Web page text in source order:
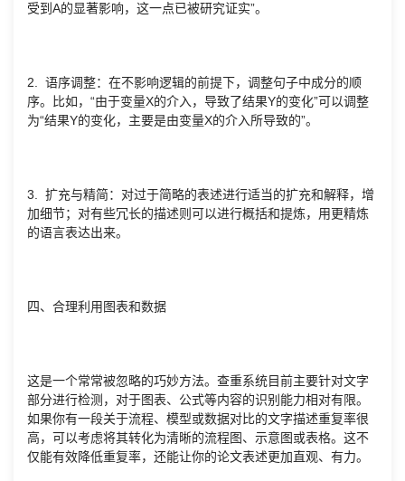
受到A的显著影响，这一点已被研究证实”。
2. 语序调整：在不影响逻辑的前提下，调整句子中成分的顺
序。比如，“由于变量X的介入，导致了结果Y的变化”可以调整
为“结果Y的变化，主要是由变量X的介入所导致的”。
3. 扩充与精简：对过于简略的表述进行适当的扩充和解释，增
加细节；对有些冗长的描述则可以进行概括和提炼，用更精炼
的语言表达出来。
四、合理利用图表和数据
这是一个常常被忽略的巧妙方法。查重系统目前主要针对文字
部分进行检测，对于图表、公式等内容的识别能力相对有限。
如果你有一段关于流程、模型或数据对比的文字描述重复率很
高，可以考虑将其转化为清晰的流程图、示意图或表格。这不
仅能有效降低重复率，还能让你的论文表述更加直观、有力。